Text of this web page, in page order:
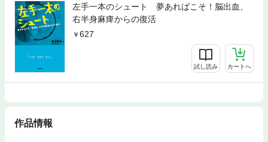
左手一本のシュート 夢あればこそ！脳出血、
右半身麻痺からの復活
627
試し読み カートへ
作品情報